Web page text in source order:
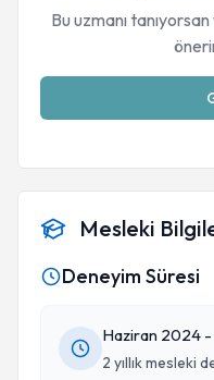
Bu uzmanı
Mesleki
Deneyim Süresi
Haziran 2024 -
2 yıllık mesleki